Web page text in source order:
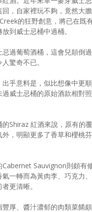
，自家裡玩不夠，竟然大
的狂野創意，將已在既
到威士忌桶中過桶。
過葡萄酒桶，這會兒顛倒
驚奇不已。
乎意料是，似比想像中更
威士忌桶的原始酒款相對
Shiraz 紅酒來說，原有的
，明顯更多了香草和櫻桃
Sauvignon則頗有
一轉而為黃肉李、巧克力
更清晰。
厚、醬汁濃郁的肉類菜餚